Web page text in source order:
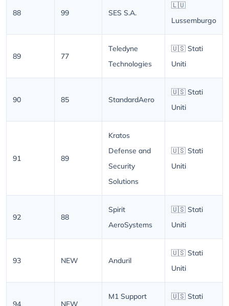
88 99 SES S.A.
🇱🇺
Lussemburgo
89 77
Teledyne
Technologies
🇺🇸 Stati
Uniti
90 85 StandardAero
🇺🇸 Stati
Uniti
91 89
Kratos
Defense and
Security
Solutions
🇺🇸 Stati
Uniti
92 88
Spirit
AeroSystems
🇺🇸 Stati
Uniti
93 NEW Anduril
🇺🇸 Stati
Uniti
94 NEW
M1 Support 🇺🇸 Stati